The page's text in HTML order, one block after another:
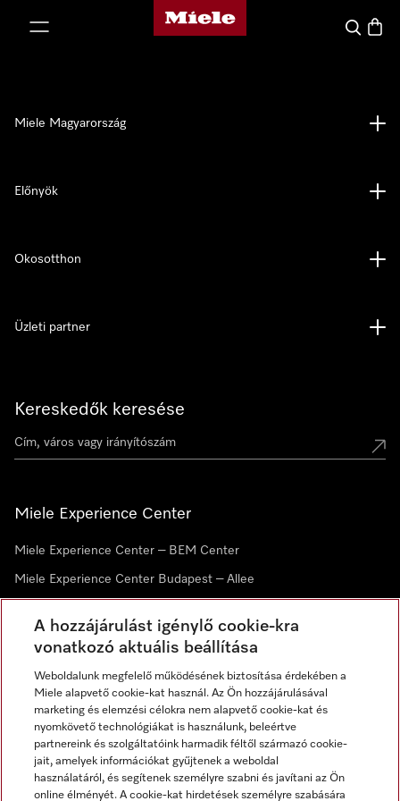
Miele honlapja
Kereses
Kereskedők keresése
Miele Experience Center
Miele Experience Center – BEM Center
Miele Experience Center Budapest – Allee
Hírlevél
Miele Magyarország
Előnyök
Okosotthon
Üzleti partner
A hozzájárulást igénylő cookie-kra
vonatkozó aktuális beállítása
Weboldalunk megfelelő működésének biztosítása érdekében a
Miele alapvető cookie-kat használ. Az Ön hozzájárulásával
marketing és elemzési célokra nem alapvető cookie-kat és
nyomkövető technológiákat is használunk, beleértve
partnereink és szolgáltatóink harmadik féltől származó cookie-
jait, amelyek információkat gyűjtenek a weboldal
használatáról, és segítenek személyre szabni és javítani az Ön
online élményét. A cookie-kat hirdetések személyre szabására